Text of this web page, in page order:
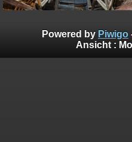
Powered by Piwigo
Ansicht :